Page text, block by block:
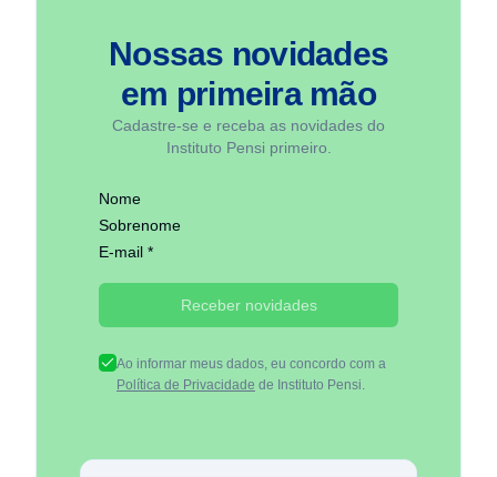
Nossas novidades
em primeira mão
Cadastre-se e receba as novidades do
Instituto Pensi primeiro.
Nome
Sobrenome
E-mail *
Receber novidades
Ao informar meus dados, eu concordo com a
Política de Privacidade de Instituto Pensi.